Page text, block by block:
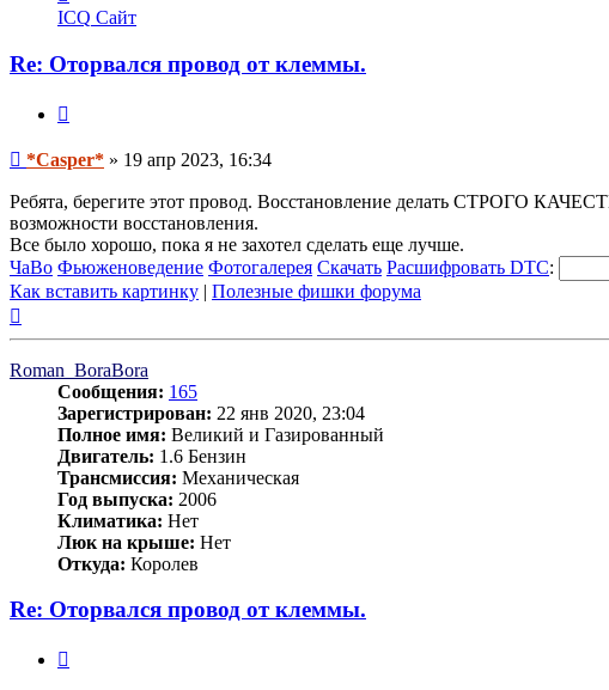
информация
пользователя
ICQ Сайт
Re: Оторвался провод от клеммы.
Сообщение
*Casper* » 19 апр 2023, 16:34
Ребята, берегите этот провод. Восстановление делать СТРОГО
возможности восстановления.
Все было хорошо, пока я не захотел сделать еще лучше.
ЧаВо Фьюженоведение Фотогалерея Скачать Расшифровать DTC:
Как вставить картинку | Полезные фишки форума
Roman_BoraBora
Сообщения: 165
Зарегистрирован: 22 янв 2020, 23:04
Полное имя: Великий и Газированный
Двигатель: 1.6 Бензин
Трансмиссия: Механическая
Год выпуска: 2006
Климатика: Нет
Люк на крыше: Нет
Откуда: Королев
Re: Оторвался провод от клеммы.